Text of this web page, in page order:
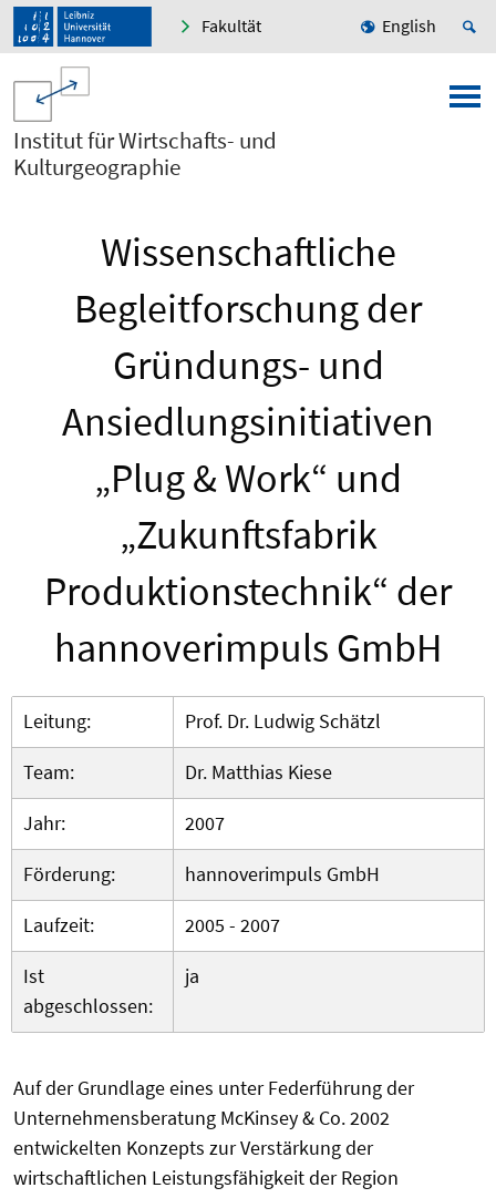
Fakultät English
Institut für Wirtschafts- und
Kulturgeographie
Wissenschaftliche
Begleitforschung der
Gründungs- und
Ansiedlungsinitiativen
„Plug & Work“ und
„Zukunftsfabrik
Produktionstechnik“ der
hannoverimpuls GmbH
Leitung:
Prof. Dr. Ludwig Schätzl
Team:
Dr. Matthias Kiese
Jahr:
2007
Förderung:
hannoverimpuls GmbH
Laufzeit:
2005 - 2007
Ist
abgeschlossen:
ja
Auf der Grundlage eines unter Federführung der
Unternehmensberatung McKinsey & Co. 2002
entwickelten Konzepts zur Verstärkung der
wirtschaftlichen Leistungsfähigkeit der Region